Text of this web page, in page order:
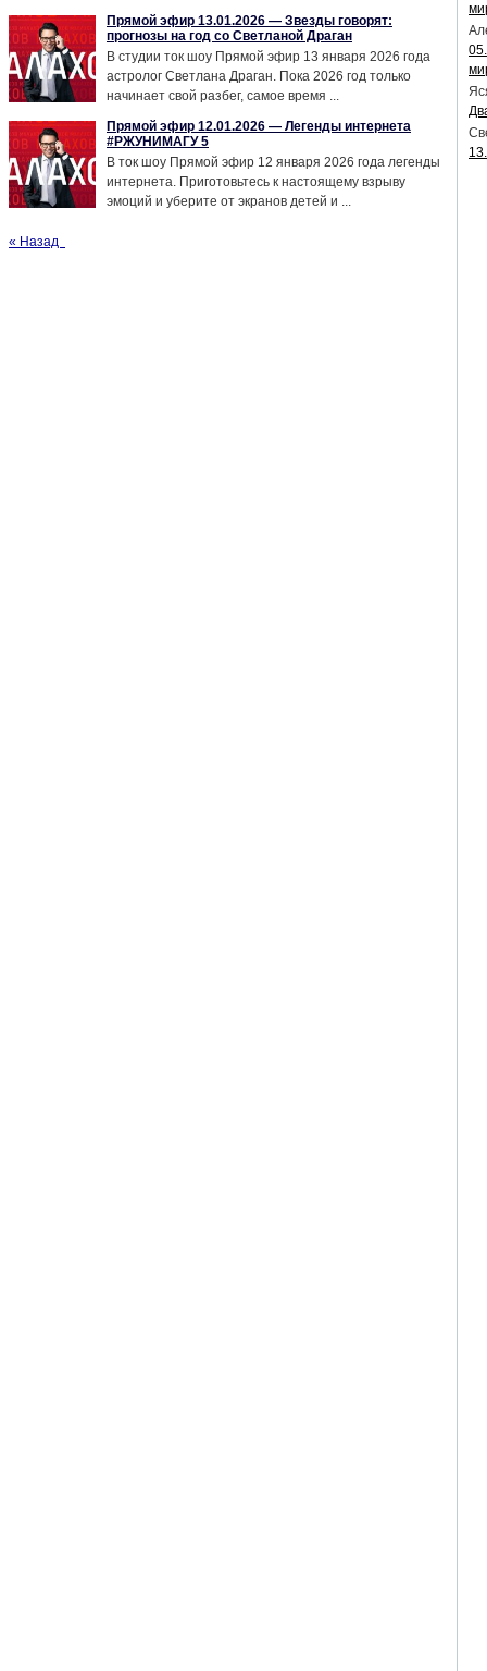
Прямой эфир 13.01.2026 — Звезды говорят:
прогнозы на год со Светланой Драган
В студии ток шоу Прямой эфир 13 января 2026 года
астролог Светлана Драган. Пока 2026 год только
начинает свой разбег, самое время ...
Прямой эфир 12.01.2026 — Легенды интернета
#РЖУНИМАГУ 5
В ток шоу Прямой эфир 12 января 2026 года легенды
интернета. Приготовьтесь к настоящему взрыву
эмоций и уберите от экранов детей и ...
« Назад